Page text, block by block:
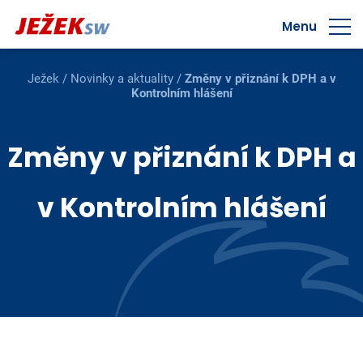
Menu
Ježek/ Novinky a aktuality/ Změny v přiznání k DPH a v
Kontrolním hlášení
Změny v přiznání k DPH a
v Kontrolním hlášení